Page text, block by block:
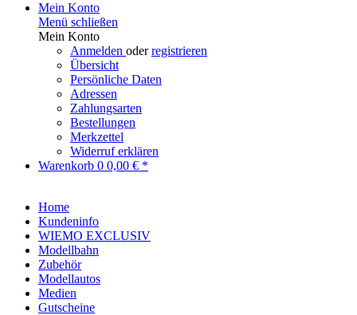
Mein Konto
Menü schließen
Mein Konto
Anmelden oderregistrieren
Übersicht
Persönliche Daten
Adressen
Zahlungsarten
Bestellungen
Merkzettel
Widerruf erklären
Warenkorb 0 0,00 € *
Home
Kundeninfo
WIEMO EXCLUSIV
Modellbahn
Zubehör
Modellautos
Medien
Gutscheine